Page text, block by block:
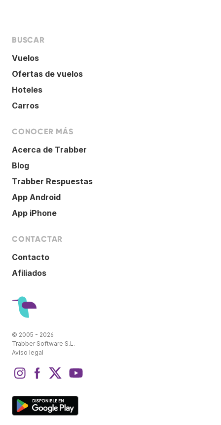
BUSCAR
Vuelos
Ofertas de vuelos
Hoteles
Carros
CONOCER MÁS
Acerca de Trabber
Blog
Trabber Respuestas
App Android
App iPhone
CONTACTAR
Contacto
Afiliados
© 2005 - 2026
Trabber Software S.L.
Aviso legal